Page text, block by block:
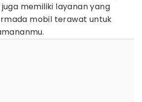
memiliki layanan yang
mobil terawat untuk